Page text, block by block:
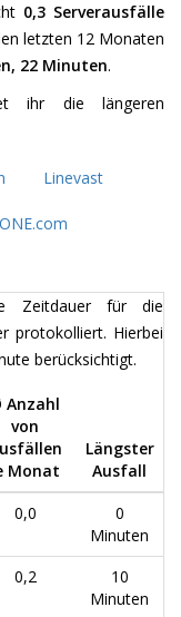
0,3 Serverausfälle
letzten 12 Monaten
22 Minuten.
ihr die längeren
Linevast
ONE.com
Zeitdauer für die
protokolliert. Hierbei
berücksichtigt.
Anzahl
von
Monat
Längster
Ausfall
0,0
0
Minuten
0,2
10
Minuten